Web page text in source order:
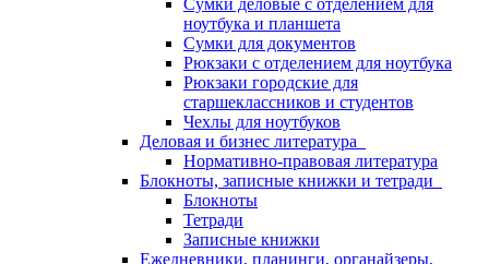
Сумки деловые с отделением для
ноутбука и планшета
Сумки для документов
Рюкзаки с отделением для ноутбука
Рюкзаки городские для
старшеклассников и студентов
Чехлы для ноутбуков
Деловая и бизнес литература
Нормативно-правовая литература
Блокноты, записные книжки и тетради
Блокноты
Тетради
Записные книжки
Ежедневники, планинги, органайзеры,